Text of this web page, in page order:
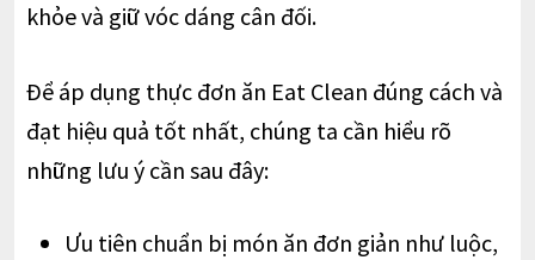
khỏe và giữ vóc dáng cân đối.
Để áp dụng thực đơn ăn Eat Clean đúng cách và
đạt hiệu quả tốt nhất, chúng ta cần hiểu rõ
những lưu ý cần sau đây:
Ưu tiên chuẩn bị món ăn đơn giản như luộc,